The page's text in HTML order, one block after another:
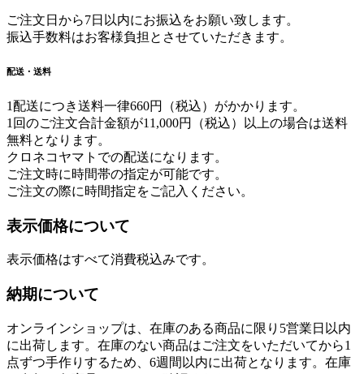
ご注文日から7日以内にお振込をお願い致します。
振込手数料はお客様負担とさせていただきます。
配送・送料
1配送につき送料一律660円（税込）がかかります。
1回のご注文合計金額が11,000円（税込）以上の場合は送料
無料となります。
クロネコヤマトでの配送になります。
ご注文時に時間帯の指定が可能です。
ご注文の際に時間指定をご記入ください。
表示価格について
表示価格はすべて消費税込みです。
納期について
オンラインショップは、在庫のある商品に限り5営業日以内
に出荷します。在庫のない商品はご注文をいただいてから1
点ずつ手作りするため、6週間以内に出荷となります。在庫